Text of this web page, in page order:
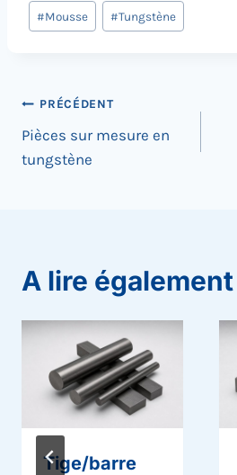
Post
Tags
#Mousse #Tungstène
Navigation
de
l’article
PRÉCÉDENT
Pièces sur mesure en
tungstène
A lire également
Tige/barre